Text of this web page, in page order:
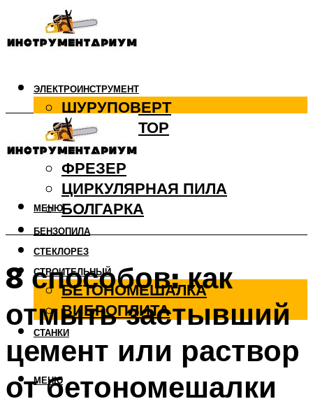
ЭЛЕКТРОИНСТРУМЕНТ
ШУРУПОВЕРТ
ПЕРФОРАТОР
ДРЕЛЬ
ФРЕЗЕР
ЦИРКУЛЯРНАЯ ПИЛА
БОЛГАРКА
БЕНЗОПИЛА
СТЕКЛОРЕЗ
СТРОИТЕЛЬНЫЙ
БЕТОНОМЕШАЛКА
ВИБРОПЛИТА
СТАНКИ
МЕНЮ
МЕНЮ
8 способов: как
отмыть застывший
цемент или раствор
от бетономешалки